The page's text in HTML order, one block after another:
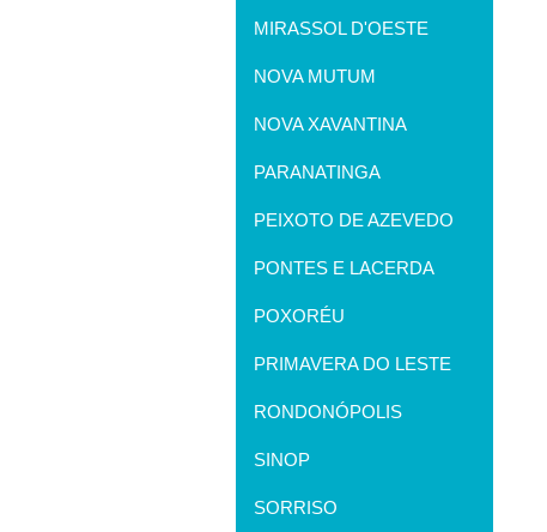
MIRASSOL D'OESTE
NOVA MUTUM
NOVA XAVANTINA
PARANATINGA
PEIXOTO DE AZEVEDO
PONTES E LACERDA
POXORÉU
PRIMAVERA DO LESTE
RONDONÓPOLIS
SINOP
SORRISO